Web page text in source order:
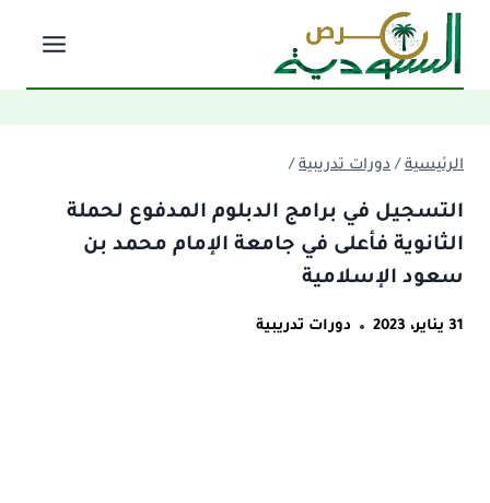
التجاوز
المحتوى
الرئيسية / دورات تدريبية /
التسجيل في برامج الدبلوم المدفوع لحملة
الثانوية فأعلى في جامعة الإمام محمد بن
سعود الإسلامية
31 يناير، 2023 دورات تدريبية